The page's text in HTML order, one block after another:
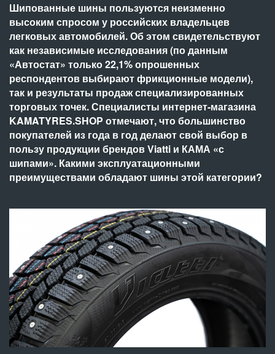
Шипованные шины пользуются неизменно
высоким спросом у российских владельцев
легковых автомобилей. Об этом свидетельствуют
как независимые исследования (по данным
«Автостат» только 22,1% опрошенных
респондентов выбирают фрикционные модели),
так и результаты продаж специализированных
торговых точек. Специалисты интернет-магазина
KAMATYRES.SHOP отмечают, что большинство
покупателей из года в год делают свой выбор в
пользу продукции брендов Viatti и КАМА «с
шипами». Какими эксплуатационными
преимуществами обладают шины этой категории?